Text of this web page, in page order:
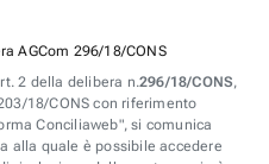
AGCom 296/18/CONS
2 della delibera n.296/18/CONS,
18/CONS con riferimento
Conciliaweb", si comunica
alla quale è possibile accedere